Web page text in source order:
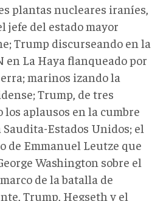
plantas nucleares iraníes,
jefe del estado mayor
Trump discurseando en la
en La Haya flanqueado por
marinos izando la
Trump, de tres
aplausos en la cumbre
Estados Unidos; el
de Emmanuel Leutze que
Washington sobre el
de la batalla de
Trump, Hegseth y el